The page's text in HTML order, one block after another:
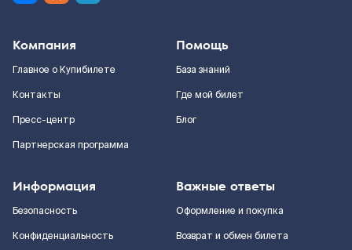
Компания
Главное о Купибилете
Контакты
Пресс-центр
Партнерская программа
Помощь
База знаний
Где мой билет
Блог
Информация
Безопасность
Конфиденциальность
Важные ответы
Оформление и покупка
Возврат и обмен билета